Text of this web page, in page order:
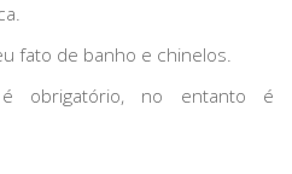
fato de banho e chinelos.
no entanto é